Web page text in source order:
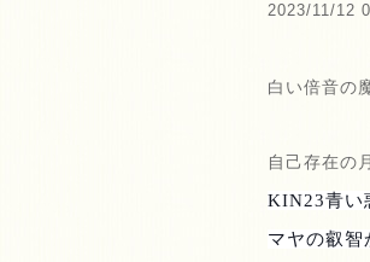
2023/11/12
白い倍音の
自己存在の月
KIN23青い
マヤの叡智